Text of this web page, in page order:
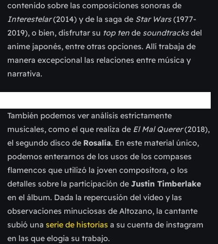
contenido sobre las composiciones sonoras de
Interestelar(2014) y de la saga de Star Wars(1977-
2019), o bien, disfrutar su top ten de soundtracksdel
anime japonés, entre otras opciones. Allí trabaja de
manera excepcional las relaciones entre música y
narrativa.
También podemos ver análisis estrictamente
musicales, como el que realiza de El Mal Querer(2018),
el segundo disco de Rosalía. En este material único,
podemos enterarnos de los usos de los compases
flamencos que utilizó la joven compositora, o los
detalles sobre la participación de Justin Timberlake
en el álbum. Dada la repercusión del video y las
observaciones minuciosas de Altozano, la cantante
subió una serie de historias a su cuenta de instagram
en las que elogia su trabajo.